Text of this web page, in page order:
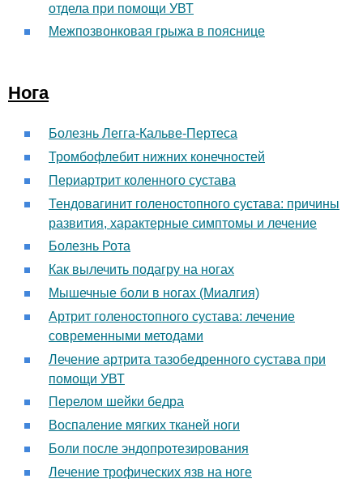
отдела при помощи УВТ
Межпозвонковая грыжа в пояснице
Нога
Болезнь Легга-Кальве-Пертеса
Тромбофлебит нижних конечностей
Периартрит коленного сустава
Тендовагинит голеностопного сустава: причины
развития, характерные симптомы и лечение
Болезнь Рота
Как вылечить подагру на ногах
Мышечные боли в ногах (Миалгия)
Артрит голеностопного сустава: лечение
современными методами
Лечение артрита тазобедренного сустава при
помощи УВТ
Перелом шейки бедра
Воспаление мягких тканей ноги
Боли после эндопротезирования
Лечение трофических язв на ноге